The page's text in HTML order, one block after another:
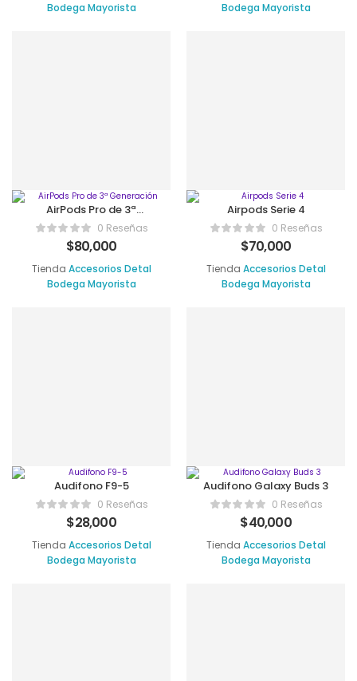
Bodega Mayorista
Bodega Mayorista
AirPods Pro de 3ª
Generación0 Reseñas
$80,000
Tienda Accesorios Detal
Bodega Mayorista
Airpods Serie 4
0 Reseñas
$70,000
Tienda Accesorios Detal
Bodega Mayorista
Audifono F9-5
0 Reseñas
$28,000
Tienda Accesorios Detal
Bodega Mayorista
Audifono Galaxy Buds 3
0 Reseñas
$40,000
Tienda Accesorios Detal
Bodega Mayorista